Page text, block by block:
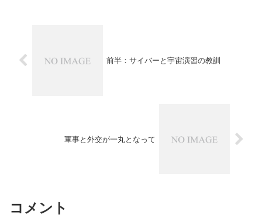
前半：サイバーと宇宙演習の教訓
軍事と外交が一丸となって
コメント